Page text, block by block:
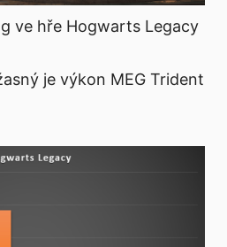
ve hře Hogwarts Legacy
je výkon MEG Trident